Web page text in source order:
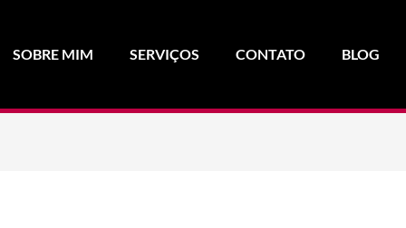
SOBRE MIM SERVIÇOS CONTATO BLOG